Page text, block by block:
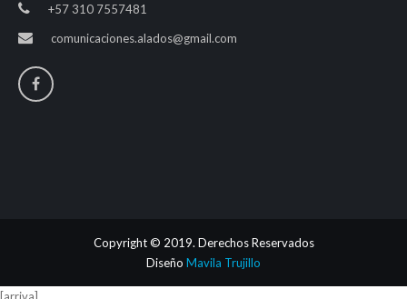
+57 310 7557481
comunicaciones.alados@gmail.com
Copyright © 2019. Derechos Reservados
Diseño Mavila Trujillo